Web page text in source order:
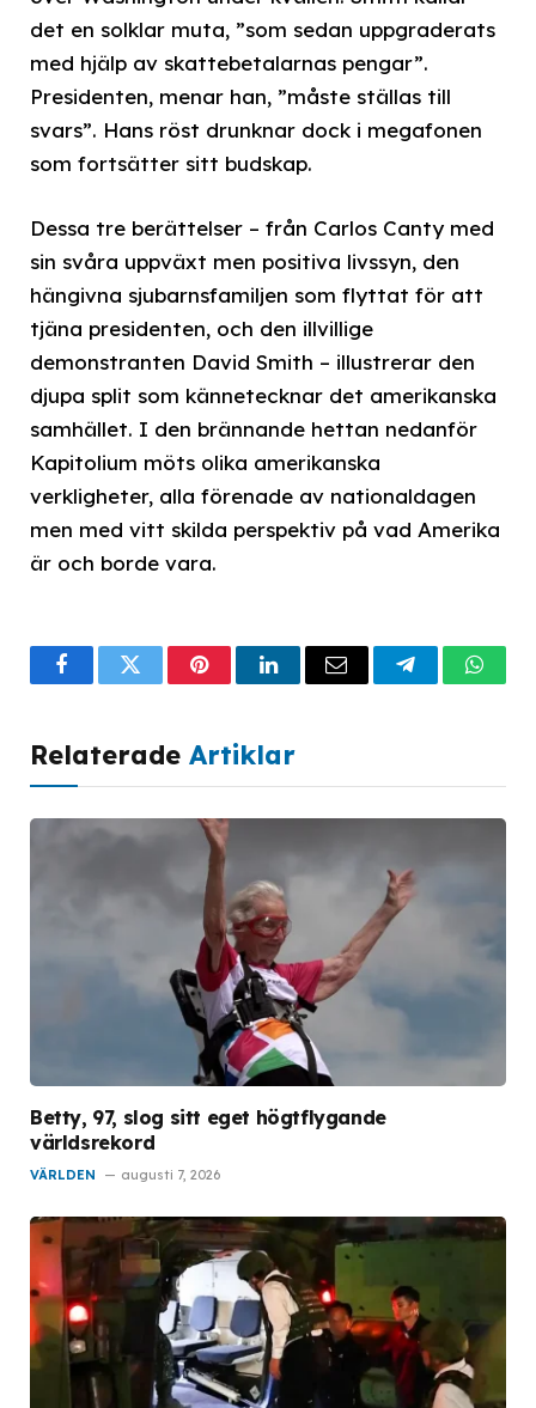
det en solklar muta, ”som sedan uppgraderats
med hjälp av skattebetalarnas pengar”.
Presidenten, menar han, ”måste ställas till
svars”. Hans röst drunknar dock i megafonen
som fortsätter sitt budskap.
Dessa tre berättelser – från Carlos Canty med
sin svåra uppväxt men positiva livssyn, den
hängivna sjubarnsfamiljen som flyttat för att
tjäna presidenten, och den illvillige
demonstranten David Smith – illustrerar den
djupa split som kännetecknar det amerikanska
samhället. I den brännande hettan nedanför
Kapitolium möts olika amerikanska
verkligheter, alla förenade av nationaldagen
men med vitt skilda perspektiv på vad Amerika
är och borde vara.
FacebookTwitterPinterestLinkedInEmail Telegram
Relaterade Artiklar
Betty, 97, slog sitt eget högtflygande
världsrekord
VÄRLDEN augusti 7, 2026